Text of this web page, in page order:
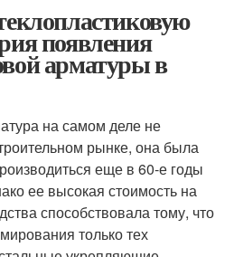
появления
арматуры в
на самом деле не
рынке, она была
еще в 60-е годы
ее высокая стоимость на
способствовала тому, что
только тех